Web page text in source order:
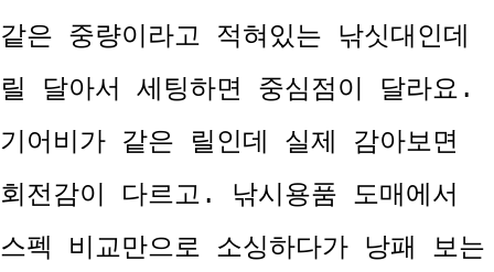
같은 중량이라고 적혀있는 낚싯대인데
릴 달아서 세팅하면 중심점이 달라요.
기어비가 같은 릴인데 실제 감아보면
회전감이 다르고. 낚시용품 도매에서
스펙 비교만으로 소싱하다가 낭패 보는